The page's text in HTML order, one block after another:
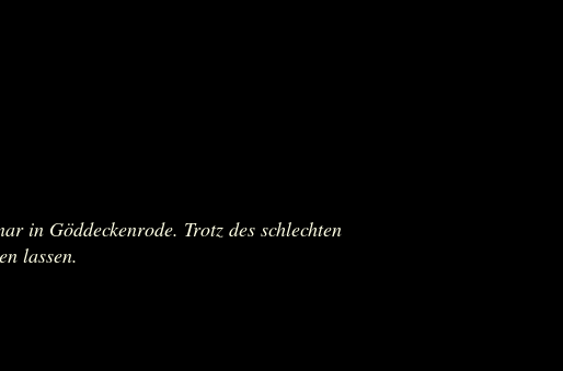
in Göddeckenrode. Trotz des schlechten
lassen.